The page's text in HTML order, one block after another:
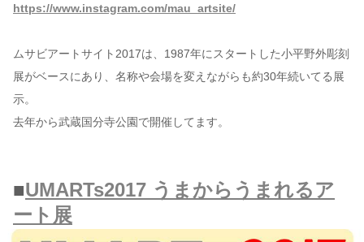
https://www.instagram.com/mau_artsite/
ムサビアートサイト2017は、1987年にスタートした小平野外彫刻
展がベースにあり、名称や会場を変えながらも約30年続いてる展
示。
去年から武蔵国分寺公園で開催してます。
■UMARTs2017 うまからうまれるア
ート展